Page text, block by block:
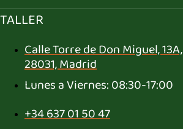
TALLER
Calle Torre de Don Miguel, 13A,
28031, Madrid
Lunes a Viernes: 08:30-17:00
+34 637 01 50 47